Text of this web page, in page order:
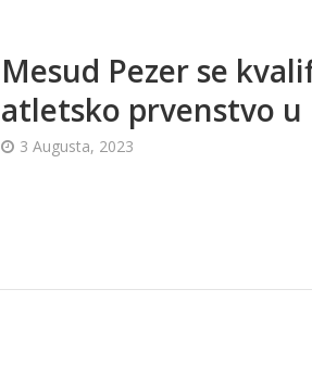
Mesud Pezer se
atletsko prvenstvo
3 Augusta, 2023